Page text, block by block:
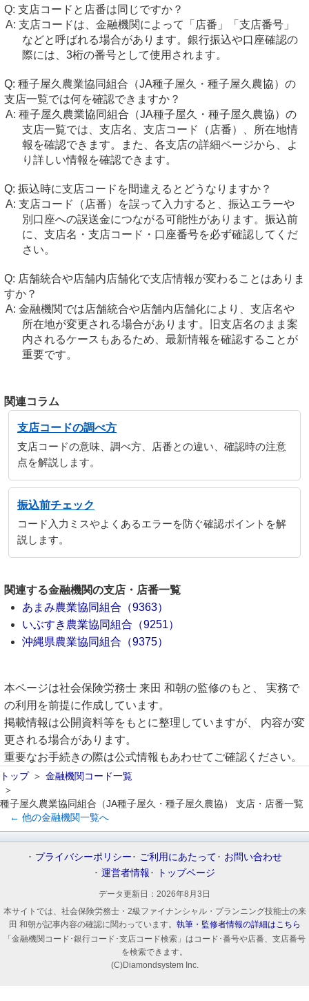
支店コードと店番は同じですか？
支店コードは、金融機関によって「店番」「支店番号」
などと呼ばれる場合があります。銀行振込や口座確認の
際には、3桁の番号として使用されます。
種子屋久農業協同組合（JA種子屋久・種子屋久農協）の
支店一覧では何を確認できますか？
種子屋久農業協同組合（JA種子屋久・種子屋久農協）の
支店一覧では、支店名、支店コード（店番）、所在地情
報を確認できます。また、各支店の詳細ページから、よ
り詳しい情報を確認できます。
振込時に支店コードを間違えるとどうなりますか？
支店コード（店番）を誤って入力すると、振込エラーや
別口座への誤送金につながる可能性があります。振込前
に、支店名・支店コード・口座番号を必ず確認してくだ
さい。
店舗統合や店舗内店舗化で支店情報が変わることはありま
すか？
金融機関では店舗統合や店舗内店舗化により、支店名や
所在地が変更される場合があります。旧支店名のまま案
内されるケースもあるため、最新情報を確認することが
重要です。
関連コラム
支店コードの調べ方
支店コードの意味、調べ方、店番との違い、確認時の注意
点を解説します。
振込前チェック
コード入力ミスやよくあるエラーを防ぐ確認ポイントを解
説します。
関連する金融機関の支店・店番一覧
あまみ農業協同組合（9363）
いぶすき農業協同組合（9251）
沖縄県農業協同組合（9375）
本ページは社会保険労務士 来田 和朝の監修のもと、 実務で
の利用を前提に作成しています。
掲載情報は公開資料等をもとに整理していますが、 内容が変
更される場合があります。
重要なお手続きの際は公式情報もあわせてご確認ください。
トップ 金融機関コード一覧
種子屋久農業協同組合（JA種子屋久・種子屋久農協） 支店・店番一覧
← 他の金融機関一覧へ
プライバシーポリシー ご利用にあたって
お問い合わせ
運営者情報
トップページ
データ更新日： 2026年8月3日
本サイトでは、社会保険労務士・2級ファイナンシャル・プランニング技能士の来
田 和朝が記事内容の確認に関わっています。 執筆・監修者情報の詳細はこちら
「金融機関コード･銀行コード･支店コード検索」はコード･番号や店番、支店番号
を検索できます。
(C)Diamondsystem Inc.